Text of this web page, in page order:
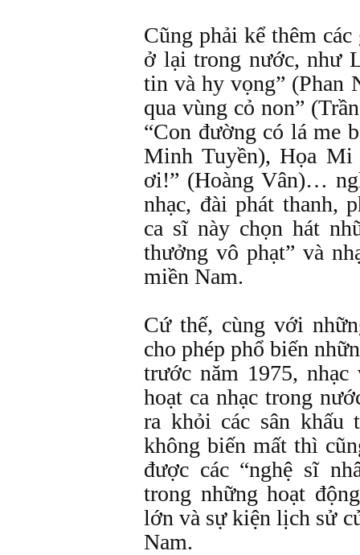
Cũng phải kể thêm
ở lại trong nước, như
tin và hy vọng” (Phan
qua vùng cỏ non”
“Con đường có lá me
Minh Tuyền), Họa Mi
ơi!” (Hoàng Vân)…
nhạc, đài phát thanh,
ca sĩ này chọn hát
thưởng vô phạt” và
miền Nam.
Cứ thế, cùng với
cho phép phổ biến
trước năm 1975,
hoạt ca nhạc trong
ra khỏi các sân khấu
không biến mất thì
được các “nghệ sĩ
trong những hoạt
lớn và sự kiện lịch sử
Nam.